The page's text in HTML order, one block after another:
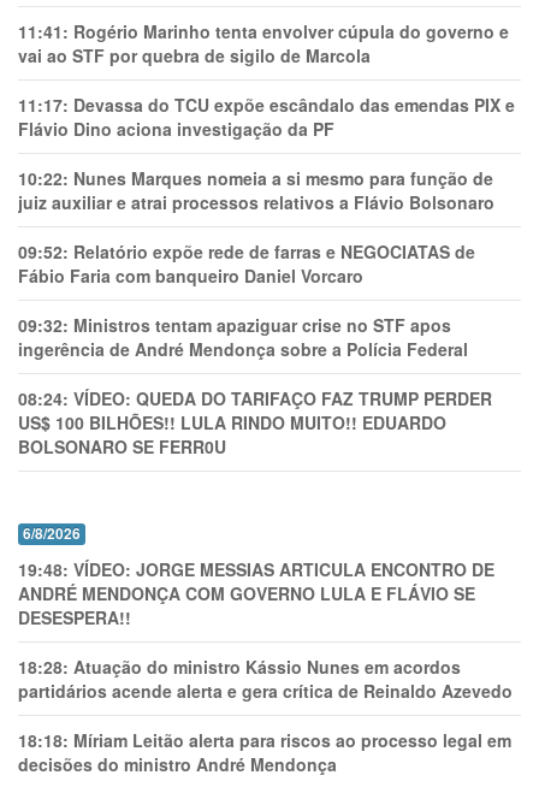
11:41: Rogério Marinho tenta envolver cúpula do governo e
vai ao STF por quebra de sigilo de Marcola
11:17: Devassa do TCU expõe escândalo das emendas PIX e
Flávio Dino aciona investigação da PF
10:22: Nunes Marques nomeia a si mesmo para função de
juiz auxiliar e atrai processos relativos a Flávio Bolsonaro
09:52: Relatório expõe rede de farras e NEGOCIATAS de
Fábio Faria com banqueiro Daniel Vorcaro
09:32: Ministros tentam apaziguar crise no STF apos
ingerência de André Mendonça sobre a Polícia Federal
08:24: VÍDEO: QUEDA DO TARIFAÇO FAZ TRUMP PERDER
US$ 100 BILHÕES!! LULA RINDO MUITO!! EDUARDO
BOLSONARO SE FERR0U
6/8/2026
19:48: VÍDEO: JORGE MESSIAS ARTICULA ENCONTRO DE
ANDRÉ MENDONÇA COM GOVERNO LULA E FLÁVIO SE
DESESPERA!!
18:28: Atuação do ministro Kássio Nunes em acordos
partidários acende alerta e gera crítica de Reinaldo Azevedo
18:18: Míriam Leitão alerta para riscos ao processo legal em
decisões do ministro André Mendonça